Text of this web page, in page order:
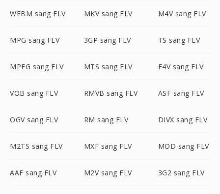
WEBM sang FLV MKV sang FLV M4V sang FLV
MPG sang FLV 3GP sang FLV TS sang FLV
MPEG sang FLV MTS sang FLV F4V sang FLV
VOB sang FLV RMVB sang FLV ASF sang FLV
OGV sang FLV RM sang FLV DIVX sang FLV
M2TS sang FLV MXF sang FLV MOD sang FLV
AAF sang FLV M2V sang FLV 3G2 sang FLV